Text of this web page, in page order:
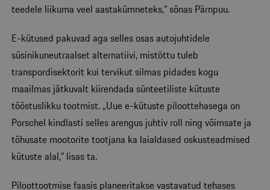
teedele liikuma veel aastakümneteks,” sõnas Pärnpuu.
E-kütused pakuvad aga selles osas autojuhtidele
süsinikuneutraalset alternatiivi, mistõttu tuleb
transpordisektorit kui tervikut silmas pidades kogu
maailmas jätkuvalt kiirendada sünteetiliste kütuste
tööstuslikku tootmist. „Uue e-kütuste piloottehasega on
Porschel kindlasti selles arengus juhtiv roll ning võimsate ja
tõhusate mootorite tootjana ka laialdased oskusteadmised
kütuste alal,” lisas ta.
Piloottootmise faasis planeeritakse vastavatud tehases